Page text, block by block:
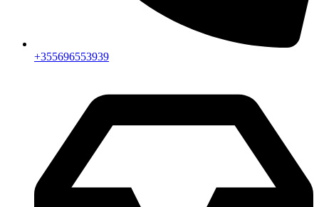
+355696553939